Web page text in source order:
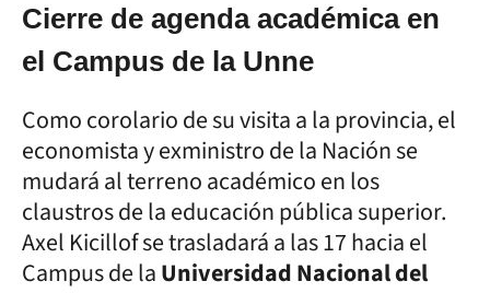
Cierre de agenda académica en
el Campus de la Unne
Como corolario de su visita a la provincia, el
economista y exministro de la Nación se
mudará al terreno académico en los
claustros de la educación pública superior.
Axel Kicillof se trasladará a las 17 hacia el
Campus de laUniversidad Nacional del